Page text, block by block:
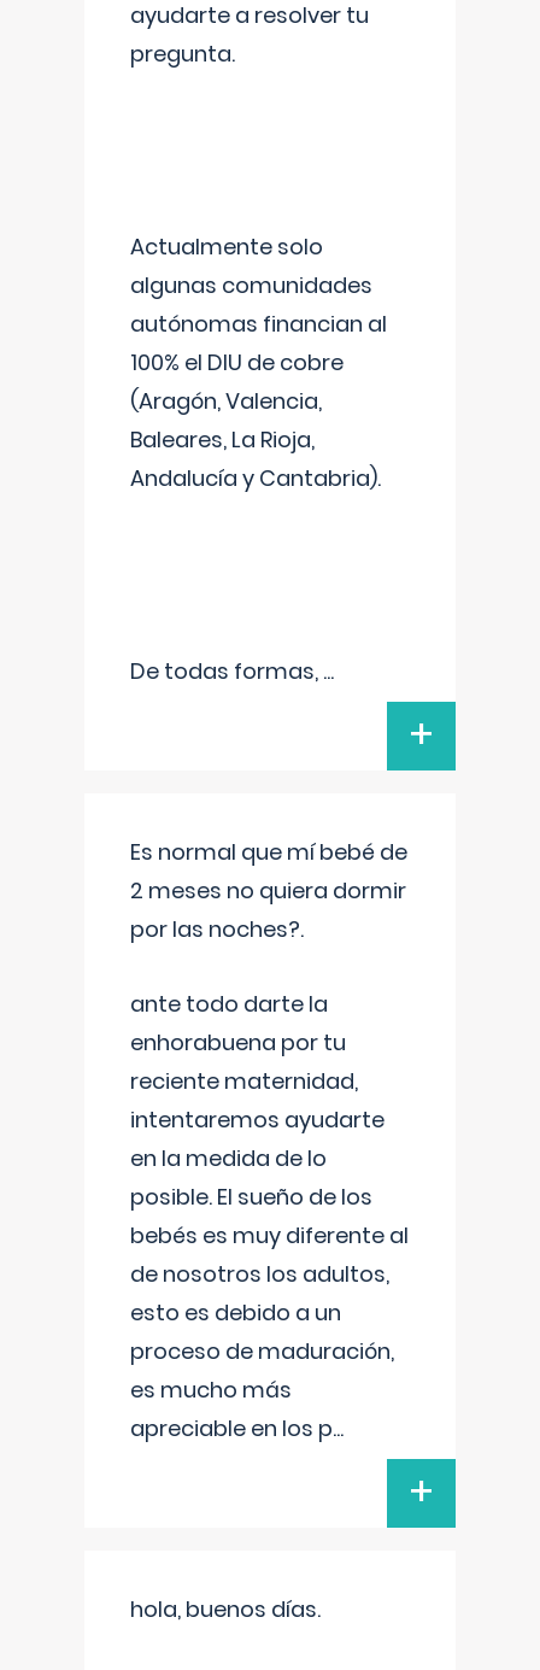
ayudarte a resolver tu
pregunta.
Actualmente solo
algunas comunidades
autónomas financian al
100% el DIU de cobre
(Aragón, Valencia,
Baleares, La Rioja,
Andalucía y Cantabria).
De todas formas, ...
+
Es normal que mí bebé de
2 meses no quiera dormir
por las noches?.
ante todo darte la
enhorabuena por tu
reciente maternidad,
intentaremos ayudarte
en la medida de lo
posible. El sueño de los
bebés es muy diferente al
de nosotros los adultos,
esto es debido a un
proceso de maduración,
es mucho más
apreciable en los p...
+
hola, buenos días.